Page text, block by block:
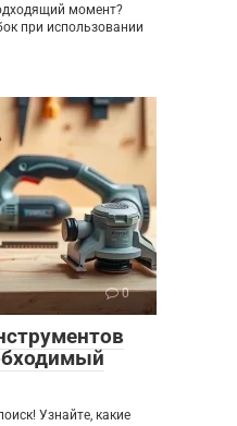
момент?
при использовании
0
Узнайте, какие